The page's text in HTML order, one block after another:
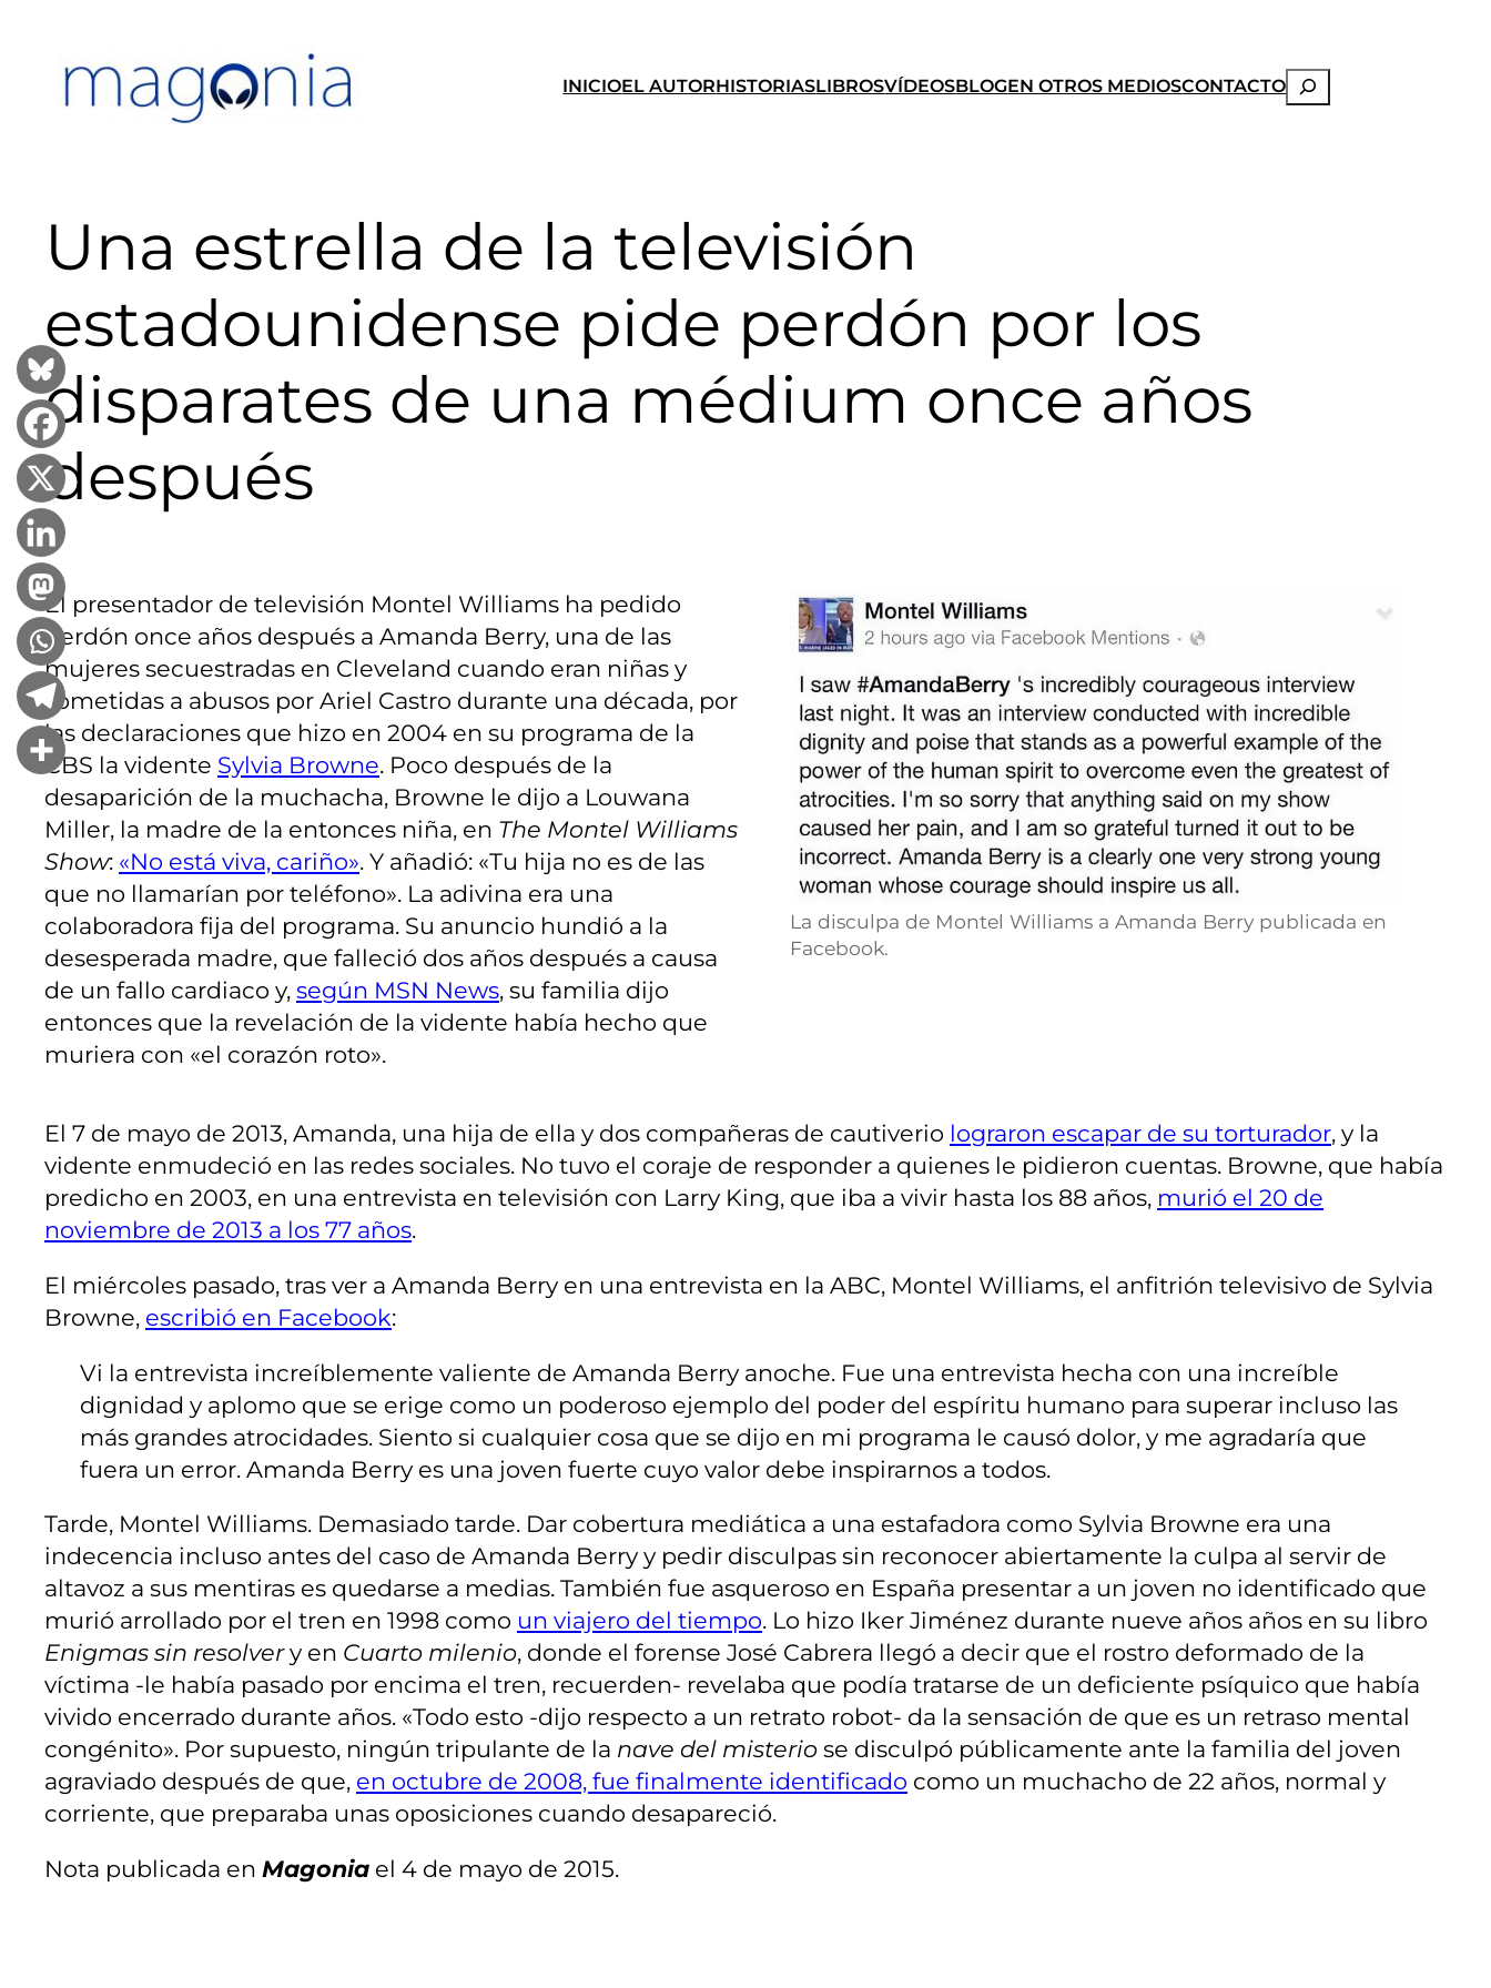
contenido
INICIOEL AUTORHISTORIASLIBROSVÍDEOSBLOGEN OTROS MEDIOSCONTACTOBuscar
Una estrella de la televisión
estadounidense pide perdón por los
disparates de una médium once años
después
El presentador de televisión Montel Williams ha pedido
perdón once años después a Amanda Berry, una de las
mujeres secuestradas en Cleveland cuando eran niñas y
sometidas a abusos por Ariel Castro durante una década, por
las declaraciones que hizo en 2004 en su programa de la
CBS la vidente Sylvia Browne. Poco después de la
desaparición de la muchacha, Browne le dijo a Louwana
Miller, la madre de la entonces niña, en The Montel Williams
Show: «No está viva, cariño». Y añadió: «Tu hija no es de las
que no llamarían por teléfono». La adivina era una
colaboradora fija del programa. Su anuncio hundió a la
desesperada madre, que falleció dos años después a causa
de un fallo cardiaco y, según MSN News, su familia dijo
entonces que la revelación de la vidente había hecho que
muriera con «el corazón roto».
La disculpa de Montel Williams a Amanda Berry publicada en
Facebook.
El 7 de mayo de 2013, Amanda, una hija de ella y dos compañeras de cautiverio lograron escapar de su torturador, y la
vidente enmudeció en las redes sociales. No tuvo el coraje de responder a quienes le pidieron cuentas. Browne, que había
predicho en 2003, en una entrevista en televisión con Larry King, que iba a vivir hasta los 88 años, murió el 20 de
noviembre de 2013 a los 77 años.
El miércoles pasado, tras ver a Amanda Berry en una entrevista en la ABC, Montel Williams, el anfitrión televisivo de Sylvia
Browne, escribió en Facebook:
Vi la entrevista increíblemente valiente de Amanda Berry anoche. Fue una entrevista hecha con una increíble
dignidad y aplomo que se erige como un poderoso ejemplo del poder del espíritu humano para superar incluso las
más grandes atrocidades. Siento si cualquier cosa que se dijo en mi programa le causó dolor, y me agradaría que
fuera un error. Amanda Berry es una joven fuerte cuyo valor debe inspirarnos a todos.
Tarde, Montel Williams. Demasiado tarde. Dar cobertura mediática a una estafadora como Sylvia Browne era una
indecencia incluso antes del caso de Amanda Berry y pedir disculpas sin reconocer abiertamente la culpa al servir de
altavoz a sus mentiras es quedarse a medias. También fue asqueroso en España presentar a un joven no identificado que
murió arrollado por el tren en 1998 como un viajero del tiempo. Lo hizo Iker Jiménez durante nueve años años en su libro
Enigmas sin resolvery en Cuarto milenio, donde el forense José Cabrera llegó a decir que el rostro deformado de la
víctima -le había pasado por encima el tren, recuerden- revelaba que podía tratarse de un deficiente psíquico que había
vivido encerrado durante años. «Todo esto -dijo respecto a un retrato robot- da la sensación de que es un retraso mental
congénito». Por supuesto, ningún tripulante de la nave del misterio se disculpó públicamente ante la familia del joven
agraviado después de que, en octubre de 2008, fue finalmente identificado como un muchacho de 22 años, normal y
corriente, que preparaba unas oposiciones cuando desapareció.
Nota publicada en Magonia el 4 de mayo de 2015.